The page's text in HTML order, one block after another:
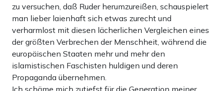
zu versuchen, daß Ruder herumzureißen, schauspielert
man lieber laienhaft sich etwas zurecht und
verharmlost mit diesen lächerlichen Vergleichen eines
der größten Verbrechen der Menschheit, während die
europäischen Staaten mehr und mehr den
islamistischen Faschisten huldigen und deren
Propaganda übernehmen.
Ich schäme mich zutiefst für die Generation meiner